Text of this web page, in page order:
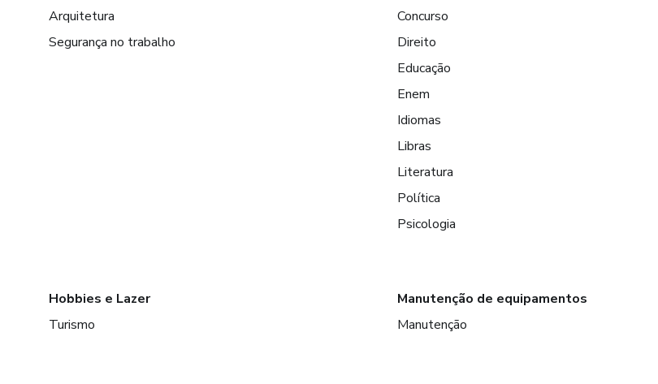
Arquitetura
Segurança no trabalho
Concurso
Direito
Educação
Enem
Idiomas
Libras
Literatura
Política
Psicologia
Hobbies e Lazer
Turismo
Manutenção de equipamentos
Manutenção